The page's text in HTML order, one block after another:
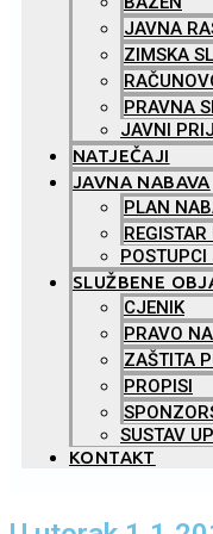
JAVNA
ZIMSKA
PRAVNA
JAVNI
NATJEČAJI
JAVNA NABAVA
PLAN
SLUŽBENE
CJENIK
PRAVO
ZAŠTITA
PROPISI
SUSTAV
KONTAKT